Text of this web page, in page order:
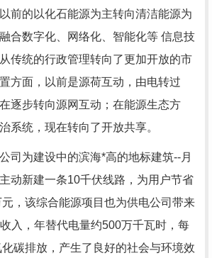
前的以化石能源为主转向清洁能源为
合数字化、网络化、智能化等 信息技
传统的行政管理转向了更加开放的市
方面，以前是源荷互动，由电转过
逐步转向源网互动；在能源生态方
系统，现在转向了开放共享。
司为建设中的滨海*高的地标建筑--月
动新建一条10千伏线路，为用户节省
，该综合能源项目也为供电公司带来
入，年替代电量约500万千瓦时，每
碳排放，产生了良好的社会与环境效